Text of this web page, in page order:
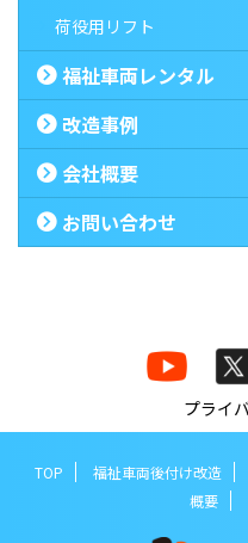
荷役用リフト
福祉車両レンタル
改造事例
会社概要
お問い合わせ
プライ
TOP 福祉車両後付け改造
概要